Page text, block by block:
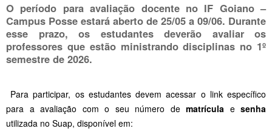
O período para avaliação docente no IF Goiano –
Campus Posse estará aberto de 25/05 a 09/06. Durante
esse prazo, os estudantes deverão avaliar os
professores que estão ministrando disciplinas no 1º
semestre de 2026.
Para participar, os estudantes devem acessar o link específico
para a avaliação com o seu número de matrícula e senha
utilizada no Suap, disponível em: